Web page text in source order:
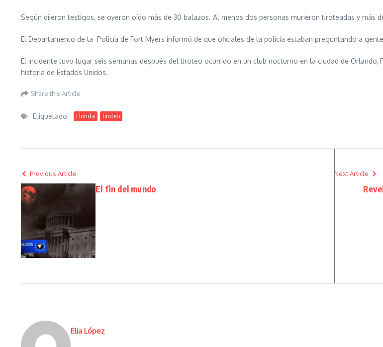
Según dijeron testigos, se oyeron oído más de 30 balazos. Al menos dos personas murieron tiroteadas y más
El Departamento de la Policía de Fort Myers informó de que oficiales de la policía estaban preguntando a
El incidente tuvo lugar seis semanas después del tiroteo ocurrido en un club nocturno en la ciudad de
historia de Estados Unidos.
Share this Article
Etiquetado: Florida tiroteo
Previous Article
El fin del mundo
Next Article
Elia López